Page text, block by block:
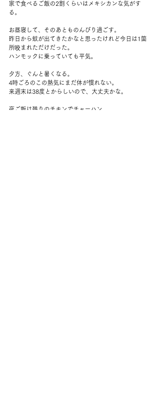
家で食べるご飯の2割くらいはメキシカンな気がす
る。
お昼寝して、そのあとものんびり過ごす。
昨日から蚊が出てきたかなと思ったけれど今日は1箇
所咬まれただけだった。
ハンモックに乗っていても平気。
夕方、ぐんと暑くなる。
4時ごろのこの熱気にまだ体が慣れない。
来週末は38度とからしいので、大丈夫かな。
夜ご飯は残りのチキンでチャーハン。